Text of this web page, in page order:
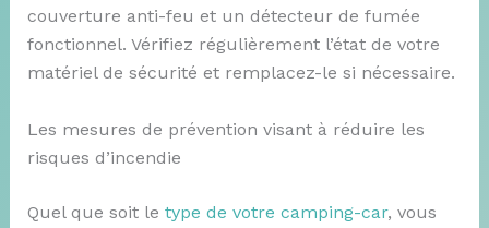
couverture anti-feu et un détecteur de fumée
fonctionnel. Vérifiez régulièrement l’état de votre
matériel de sécurité et remplacez-le si nécessaire.
Les mesures de prévention visant à réduire les
risques d’incendie
Quel que soit le type de votre camping-car, vous